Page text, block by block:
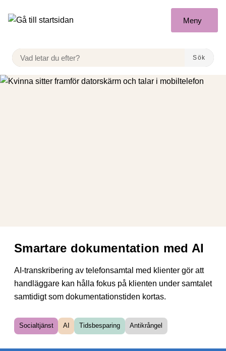
Gå till innehåll
Meny
VAD LETAR DU EFTER?
Sök
Smartare dokumentation med AI
AI-transkribering av telefonsamtal med klienter gör att
handläggare kan hålla fokus på klienten under samtalet
samtidigt som dokumentationstiden kortas.
Socialtjänst AI Tidsbesparing Antikrångel